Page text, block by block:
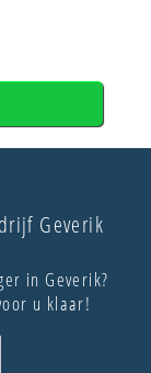
Geverik
in Geverik?
u klaar!